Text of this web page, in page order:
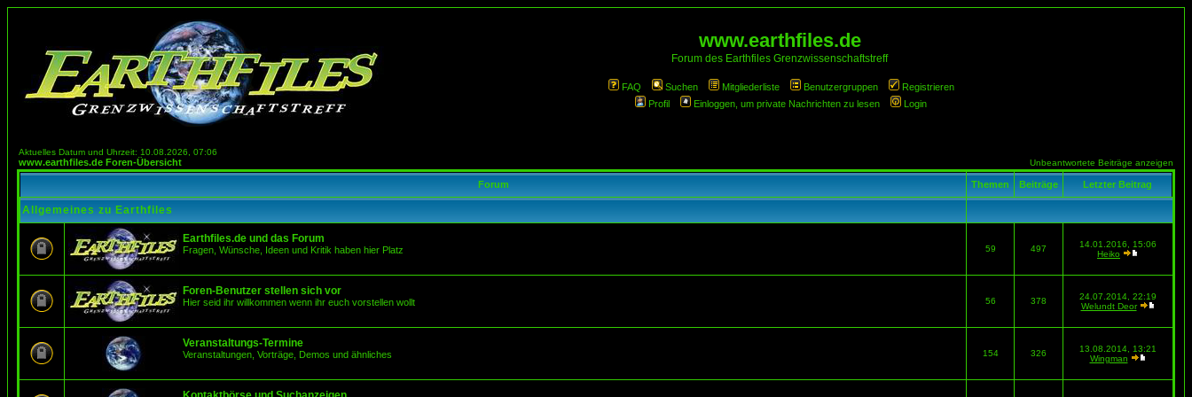
www.earthfiles.de
Forum des Earthfiles Grenzwissenschaftstreff
FAQ Suchen Mitgliederliste Benutzergruppen
Registrieren
Profil
Einloggen, um private Nachrichten zu lesen Login
Aktuelles Datum und Uhrzeit: 10.08.2026, 07:06
www.earthfiles.de Foren-Übersicht Unbeantwortete Beiträge anzeigen
Forum Themen Beiträge Letzter Beitrag
Allgemeines zu Earthfiles
Earthfiles.de und das Forum
Fragen, Wünsche, Ideen und Kritik haben hier Platz 59 497
14.01.2016, 15:06
Heiko
Foren-Benutzer stellen sich vor
Hier seid ihr willkommen wenn ihr euch vorstellen wollt 56 378
24.07.2014, 22:19
Welundt Deor
Veranstaltungs-Termine
Veranstaltungen, Vorträge, Demos und ähnliches 154 326
13.08.2014, 13:21
Wingman